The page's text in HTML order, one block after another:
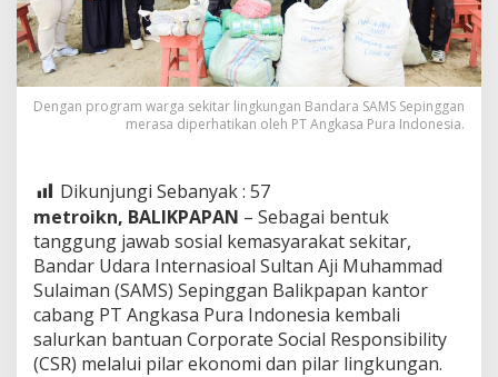
Dengan program warga sekitar lingkungan Bandara SAMS Sepinggan
merasa diperhatikan oleh PT Angkasa Pura Indonesia.
Dikunjungi Sebanyak : 57
metroikn, BALIKPAPAN – Sebagai bentuk
tanggung jawab sosial kemasyarakat sekitar,
Bandar Udara Internasioal Sultan Aji Muhammad
Sulaiman (SAMS) Sepinggan Balikpapan kantor
cabang PT Angkasa Pura Indonesia kembali
salurkan bantuan Corporate Social Responsibility
(CSR) melalui pilar ekonomi dan pilar lingkungan.